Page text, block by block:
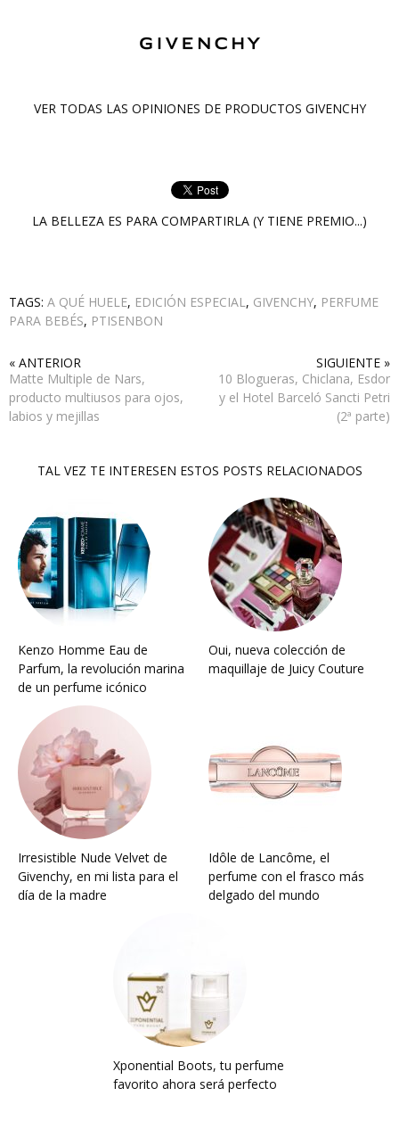
VER TODAS LAS OPINIONES DE PRODUCTOS GIVENCHY
LA BELLEZA ES PARA COMPARTIRLA (Y TIENE PREMIO...)
TAGS: A QUÉ HUELE, EDICIÓN ESPECIAL, GIVENCHY, PERFUME
PARA BEBÉS, PTISENBON
« ANTERIOR
Matte Multiple de Nars,
producto multiusos para ojos,
labios y mejillas
SIGUIENTE »
10 Blogueras, Chiclana, Esdor
y el Hotel Barceló Sancti Petri
(2ª parte)
TAL VEZ TE INTERESEN ESTOS POSTS RELACIONADOS
Kenzo Homme Eau de
Parfum, la revolución marina
de un perfume icónico
Oui, nueva colección de
maquillaje de Juicy Couture
Irresistible Nude Velvet de
Givenchy, en mi lista para el
día de la madre
Idôle de Lancôme, el
perfume con el frasco más
delgado del mundo
Xponential Boots, tu perfume
favorito ahora será perfecto